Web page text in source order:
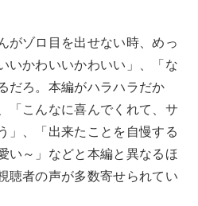
がゾロ目を出せない時、めっ
いかわいいかわいい」、「な
だろ。本編がハラハラだか
「こんなに喜んでくれて、サ
」、「出来たことを自慢する
い～」などと本編と異なるほ
聴者の声が多数寄せられてい